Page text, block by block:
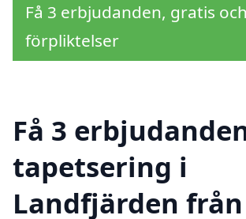
Få 3 erbjudanden, gratis
förpliktelser
Få 3
tapetsering i
Landfjärden från